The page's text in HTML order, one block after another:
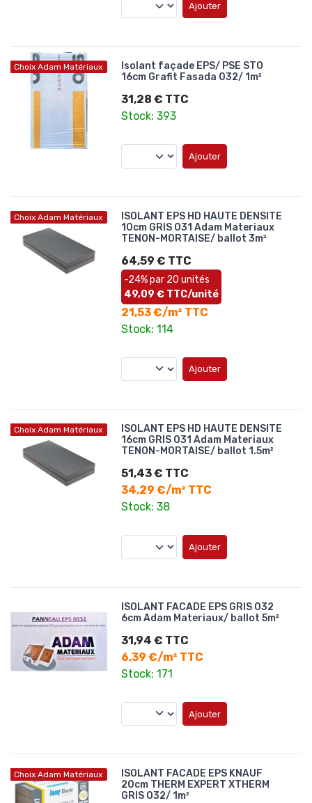
Ajouter
Choix Adam Matériaux
Isolant façade EPS/ PSE STO
16cm Grafit Fasada 032/ 1m²
31,28 € TTC
Stock: 393
Ajouter
Choix Adam Matériaux
ISOLANT EPS HD HAUTE DENSITE
10cm GRIS 031 Adam Materiaux
TENON-MORTAISE/ ballot 3m²
64,59 € TTC
-24% par 20 unités
49,09 € TTC/unité
21,53 €/m² TTC
Stock: 114
Ajouter
Choix Adam Matériaux
ISOLANT EPS HD HAUTE DENSITE
16cm GRIS 031 Adam Materiaux
TENON-MORTAISE/ ballot 1.5m²
51,43 € TTC
34,29 €/m² TTC
Stock: 38
Ajouter
ISOLANT FACADE EPS GRIS 032
6cm Adam Materiaux/ ballot 5m²
31,94 € TTC
6,39 €/m² TTC
Stock: 171
Ajouter
Choix Adam Matériaux
ISOLANT FACADE EPS KNAUF
20cm THERM EXPERT XTHERM
GRIS 032/ 1m²